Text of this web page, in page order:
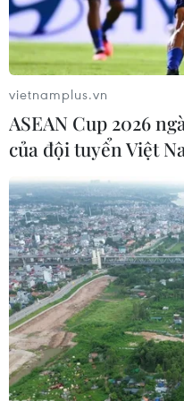
Thị trường IPO Đông
năm 2026: Giá trị tăng,
05/08/2026 10:07
Doanh thu hậu IPO
phiếu SpaceX vẫn rớt
tiền" cho AI
05/08/2026 06:51
Phố Wall lập kỷ lục
của nhóm cổ phiếu AI
05/08/2026 00:37
vietnamplus.vn
ASEAN Cup 2026
của đội tuyển Việt